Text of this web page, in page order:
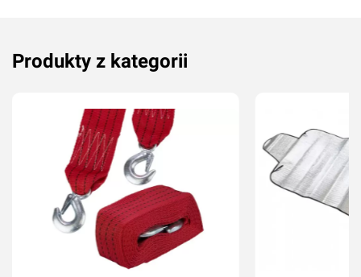
Produkty z kategorii